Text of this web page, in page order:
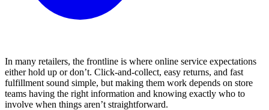
In many retailers, the frontline is where online service expectations
either hold up or don’t. Click-and-collect, easy returns, and fast
fulfillment sound simple, but making them work depends on store
teams having the right information and knowing exactly who to
involve when things aren’t straightforward.